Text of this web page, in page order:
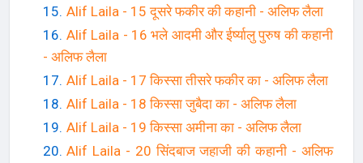
Alif Laila - 15 दूसरे फकीर की कहानी - अलिफ लैला
Alif Laila - 16 भले आदमी और ईर्ष्यालु पुरुष की कहानी
- अलिफ लैला
Alif Laila - 17 किस्सा तीसरे फकीर का - अलिफ लैला
Alif Laila - 18 किस्सा जुबैदा का - अलिफ लैला
Alif Laila - 19 किस्सा अमीना का - अलिफ लैला
Alif Laila - 20 सिंदबाज जहाजी की कहानी - अलिफ